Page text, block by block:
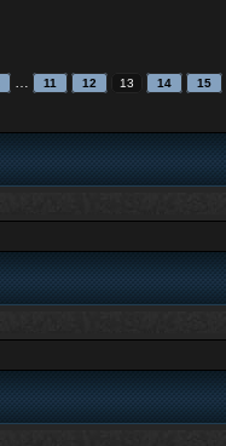
… 11 12 13 14 15